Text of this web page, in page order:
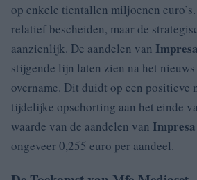
op enkele tientallen miljoenen
relatief bescheiden, maar de
aanzienlijk. De aandelen van Impresa
stijgende lijn laten zien na het
overname. Dit duidt op een positieve
tijdelijke opschorting aan het einde
waarde van de aandelen van Impresa
ongeveer 0,255 euro per aandeel.